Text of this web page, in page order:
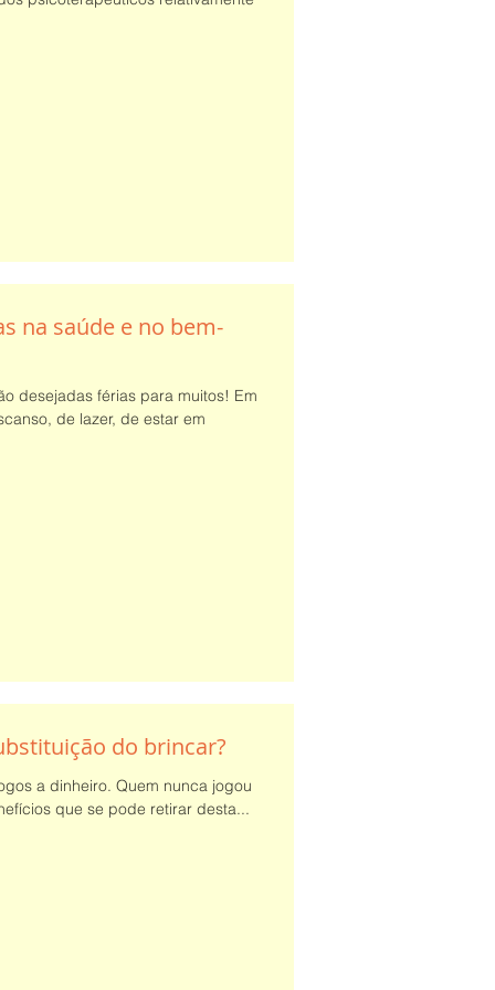
na saúde e no bem-
desejadas férias para muitos! Em
de lazer, de estar em
do brincar?
a dinheiro. Quem nunca jogou
que se pode retirar desta...